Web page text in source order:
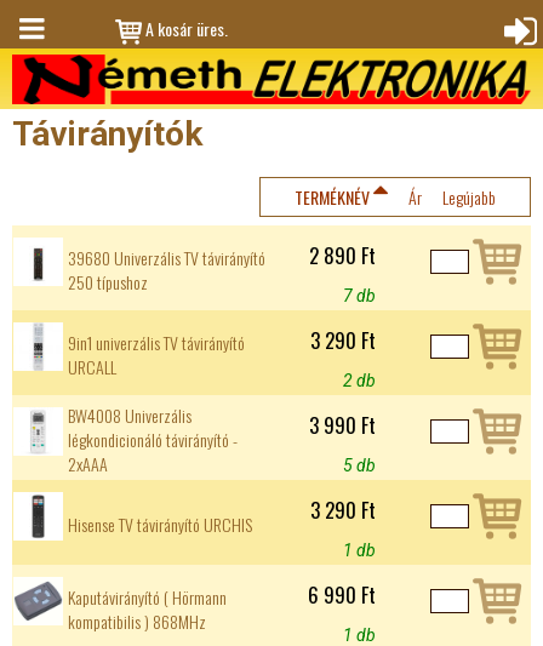
A kosár üres.
Bejele
ntkez
Távirányítók
TERMÉKNÉV Ár Legújabb
39680 Univerzális TV távirányító
250 típushoz
2 890 Ft
7 db
9in1 univerzális TV távirányító
URCALL
3 290 Ft
2 db
BW4008 Univerzális
légkondicionáló távirányító -
2xAAA
3 990 Ft
5 db
Hisense TV távirányító URCHIS 3 290 Ft
1 db
Kaputávirányító ( Hörmann
kompatibilis ) 868MHz
6 990 Ft
1 db
M
en
ü